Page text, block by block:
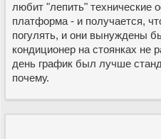
любит "лепить" технические
платформа - и получается,
погулять, и они вынуждены
кондиционер на стоянках не
день график был лучше
почему.